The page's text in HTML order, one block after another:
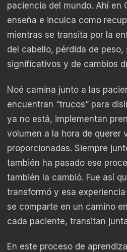
paciencia del mundo. Ahí en
enseña e inculca como
mientras se transita por la
del cabello, pérdida de peso,
significativos y de cambios
Noé camina junto a las
encuentran “trucos” para
ya no está, implementan
volumen a la hora de querer
proporcionadas. Siempre
también ha pasado ese
también la cambió. Fue así
transformó y esa
se comparte en un camino
cada paciente, transitan
En este proceso de